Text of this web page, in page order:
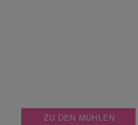
ZU DEN MÜHLEN